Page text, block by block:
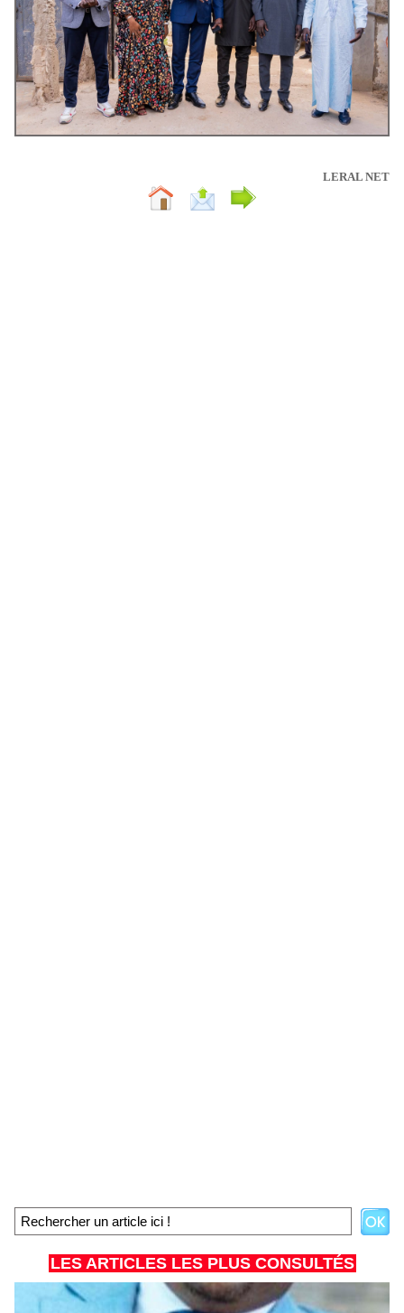
LERAL NET
LES ARTICLES LES PLUS CONSULTÉS